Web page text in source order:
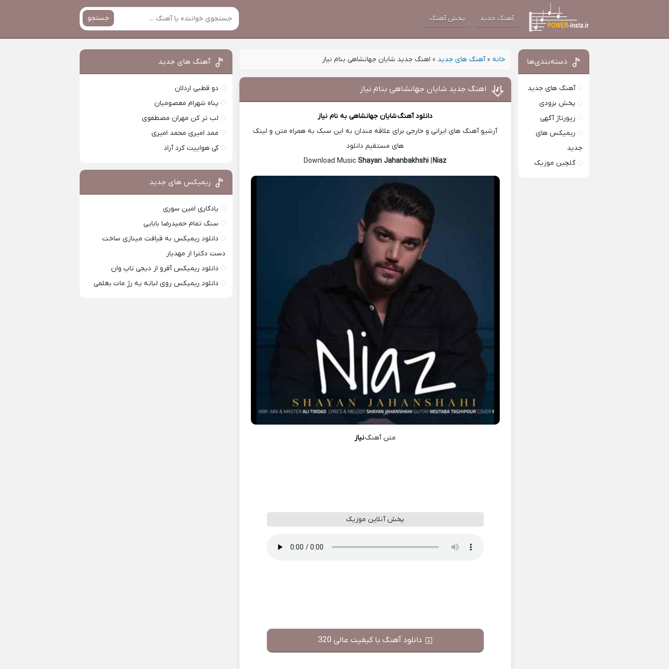
آهنگ جدید پخش آهنگ جستجو
خانه »آهنگ های جدید » اهنگ جدید شایان جهانشاهی بنام نیاز
اهنگ جدید شایان جهانشاهی بنام نیاز
دانلود آهنگشایان جهانشاهیبه نام نیاز
آرشیو آهنگ های ایرانی و خارجی برای علاقه مندان به این سبک به همراه متن و لینک
های مستقیم دانلود
Download Music
Shayan Jahanbakhshi|Niaz
متن آهنگنیاز
پخش آنلاین موزیک
دانلود آهنگ با کیفیت عالی 320
دسته‌بندی‌ها
آهنگ های جدید
پخش بزودی
رپورتاژ آگهی
ریمیکس های
جدید
گلچین موزیک
آهنگ های جدید
دو قطبی اردلان
پناه شهرام معصومیان
لب تر کن مهران مصطفوی
ممد امیری محمد امیری
کی هواییت کرد آراد
ریمیکس های جدید
یادگاری امین سوری
سنگ تمام حمیدرضا بابایی
دانلود ریمیکس به قیافت مینازی ساخت
دست دکترا از مهدیار
دانلود ریمیکس آفرو از ديجی تاپ وان
دانلود ریمیکس روی لباته یه رژ مات بغلمی